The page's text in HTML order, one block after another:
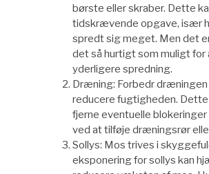
børste eller skraber. Dette
tidskrævende opgave, især
spredt sig meget. Men det
det så hurtigt som muligt for
yderligere spredning.
Dræning: Forbedr
reducere fugtigheden.
fjerne eventuelle
ved at tilføje dræningsrør
Sollys: Mos trives i
eksponering for sollys kan